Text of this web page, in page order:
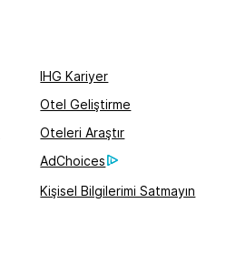
IHG Kariyer
Otel Geliştirme
Oteleri Araştır
AdChoices
Kişisel Bilgilerimi Satmayın